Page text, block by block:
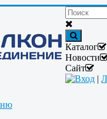
Каталог
Новости
Сайт
Вход |